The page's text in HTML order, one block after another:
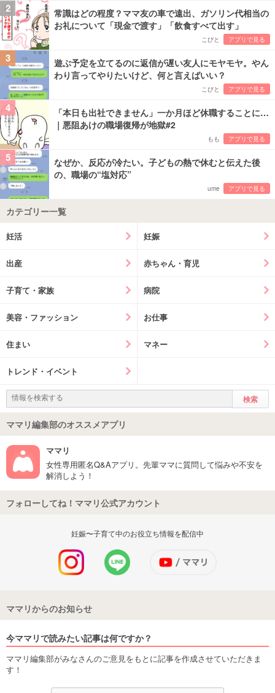
2
常識はどの程度？ママ友の車で遠出、ガソリン代相当の
お礼について「現金で渡す」「飲食すべて出す」
こびと アプリで見る
3
遊ぶ予定を立てるのに返信が遅い友人にモヤモヤ。やん
わり言ってやりたいけど、何と言えばいい？
こびと アプリで見る
4
「本日も出社できません」一か月ほど休職することに…
｜悪阻あけの職場復帰が地獄#2
もも アプリで見る
5
なぜか、反応が冷たい。子どもの熱で休むと伝えた後
の、職場の“塩対応”
ume アプリで見る
カテゴリー一覧
妊活 妊娠
出産 赤ちゃん・育児
子育て・家族 病院
美容・ファッション お仕事
住まい マネー
トレンド・イベント
ママリ編集部のオススメアプリ
ママリ
女性専用匿名Q&Aアプリ。先輩ママに質問して悩みや不安を
解消しよう！
フォローしてね！ママリ公式アカウント
妊娠〜子育て中のお役立ち情報を配信中
ママリからのお知らせ
今ママリで読みたい記事は何ですか？
ママリ編集部がみなさんのご意見をもとに記事を作成させていただきま
す！